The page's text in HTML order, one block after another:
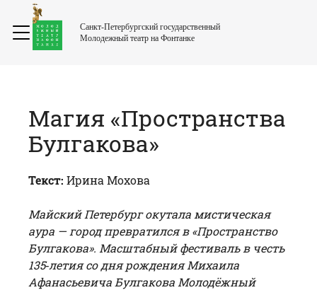
Санкт-Петербургский государственный
Молодежный театр на Фонтанке
Магия «Пространства
Булгакова»
Текст: Ирина Мохова
Майский Петербург окутала мистическая
аура — город превратился в «Пространство
Булгакова». Масштабный фестиваль в честь
135‑летия со дня рождения Михаила
Афанасьевича Булгакова Молодёжный